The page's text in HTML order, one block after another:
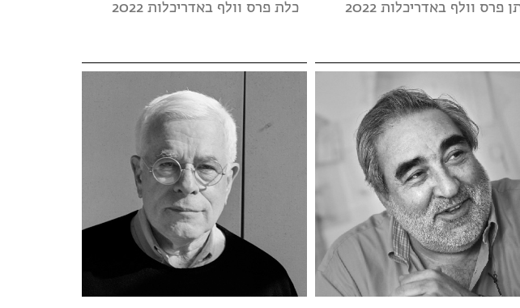
פרס וולף באדריכלות 2022 כלת פרס וולף באדריכלות 2022